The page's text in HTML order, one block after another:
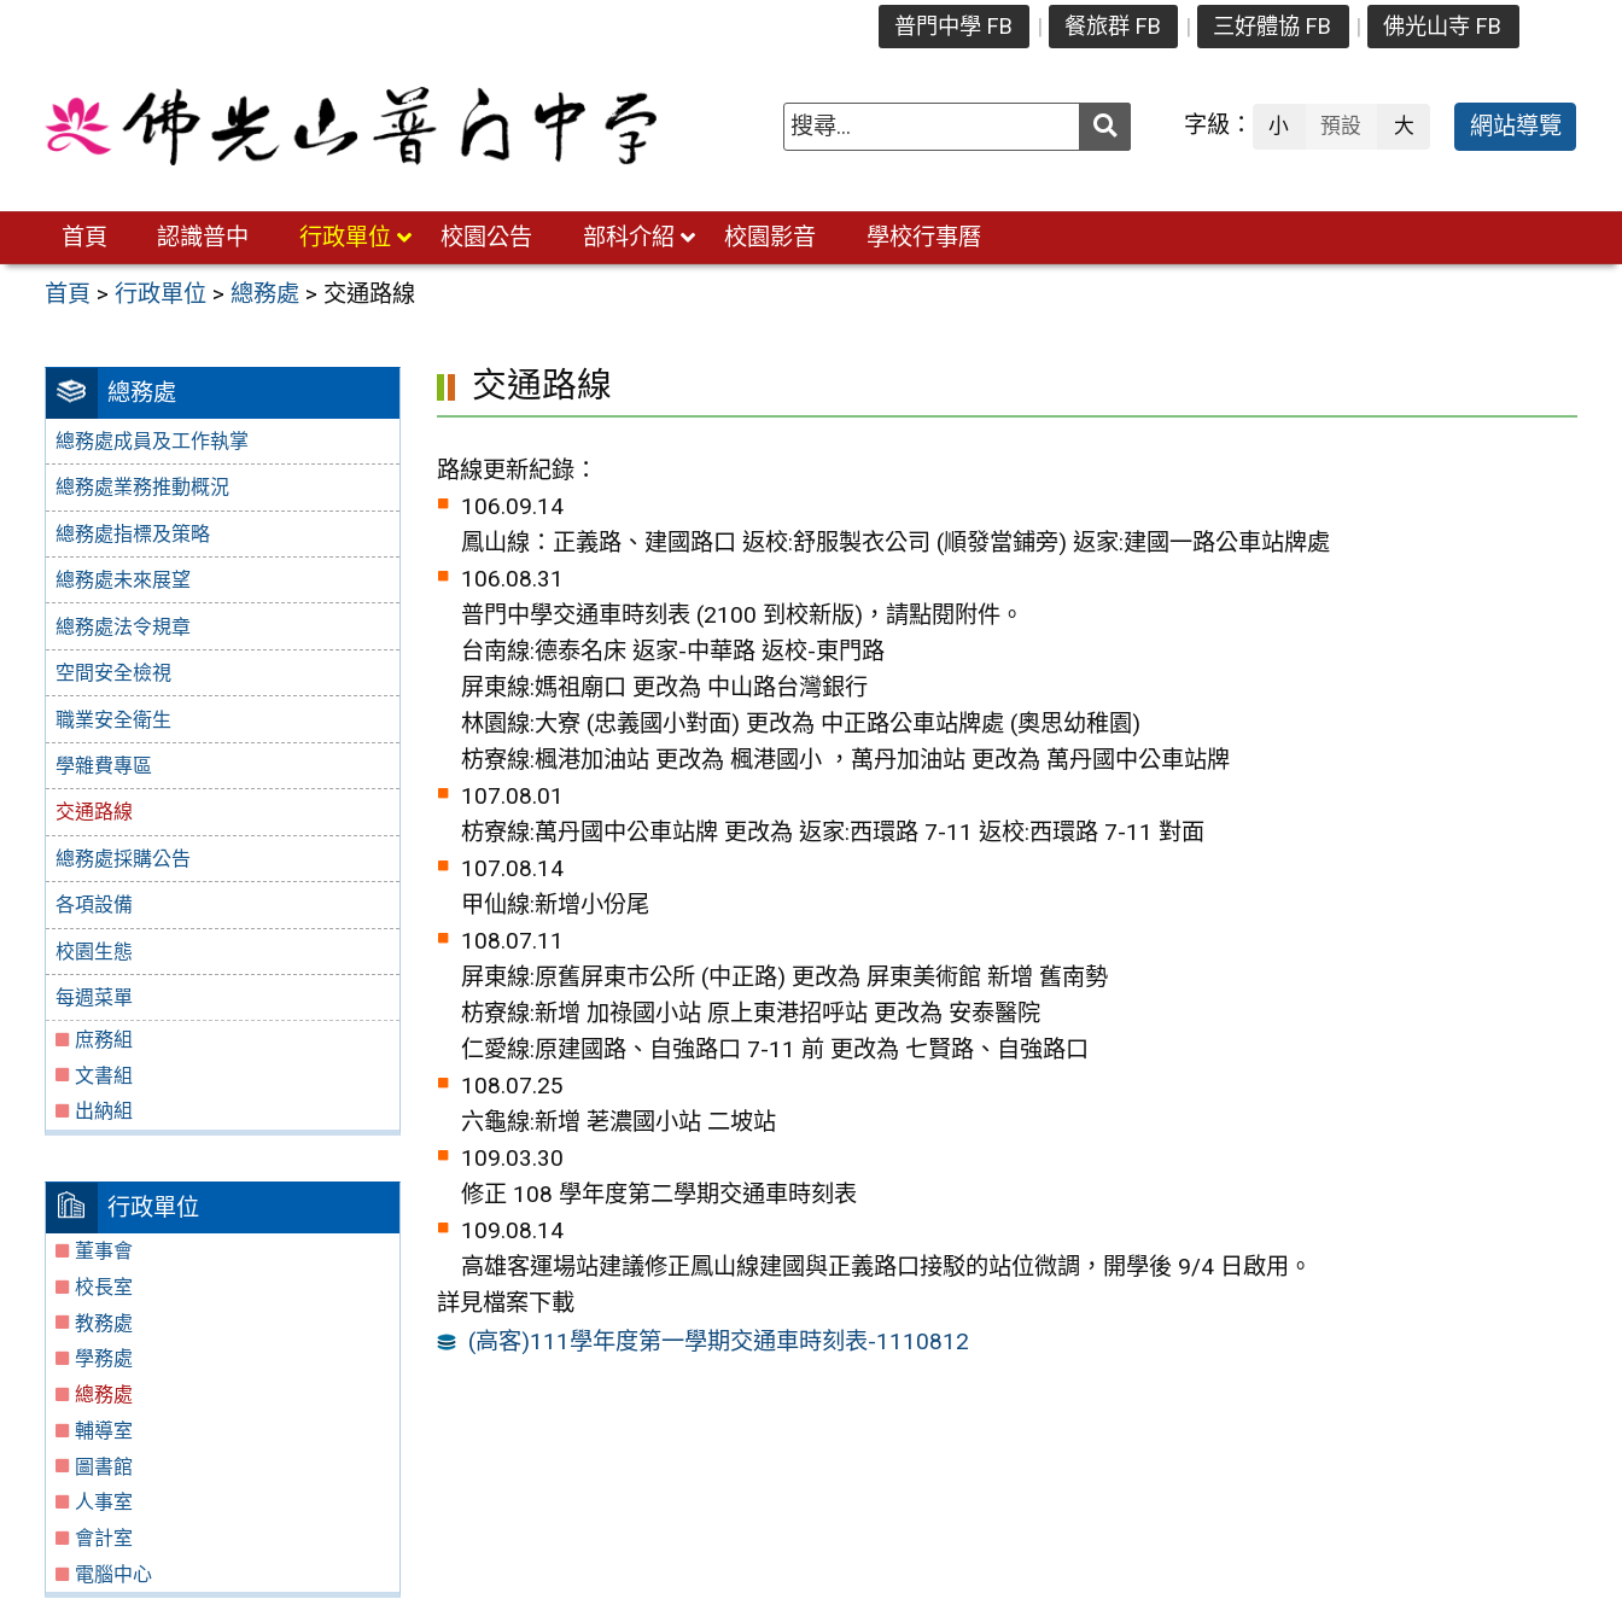
普門中學 FB 餐旅群 FB 三好體協 FB 佛光山寺 FB
送出 字級： 小 預設 大 網站導覽
首頁 認識普中 行政單位 校園公告 部科介紹 校園影音 學校行事曆
首頁 >行政單位 >總務處 > 交通路線
總務處
總務處成員及工作執掌
總務處業務推動概況
總務處指標及策略
總務處未來展望
總務處法令規章
空間安全檢視
職業安全衛生
學雜費專區
交通路線
總務處採購公告
各項設備
校園生態
每週菜單
庶務組
文書組
出納組
行政單位
董事會
校長室
教務處
學務處
總務處
輔導室
圖書館
人事室
會計室
電腦中心
交通路線
路線更新紀錄：
106.09.14
鳳山線：正義路、建國路口 返校:舒服製衣公司 (順發當鋪旁) 返家:建國一路公車站牌處
106.08.31
普門中學交通車時刻表 (2100 到校新版)，請點閱附件。
台南線:德泰名床 返家-中華路 返校-東門路
屏東線:媽祖廟口 更改為 中山路台灣銀行
林園線:大寮 (忠義國小對面) 更改為 中正路公車站牌處 (奧思幼稚園)
枋寮線:楓港加油站 更改為 楓港國小 ，萬丹加油站 更改為 萬丹國中公車站牌
107.08.01
枋寮線:萬丹國中公車站牌 更改為 返家:西環路 7-11 返校:西環路 7-11 對面
107.08.14
甲仙線:新增小份尾
108.07.11
屏東線:原舊屏東市公所 (中正路) 更改為 屏東美術館 新增 舊南勢
枋寮線:新增 加祿國小站 原上東港招呼站 更改為 安泰醫院
仁愛線:原建國路、自強路口 7-11 前 更改為 七賢路、自強路口
108.07.25
六龜線:新增 荖濃國小站 二坡站
109.03.30
修正 108 學年度第二學期交通車時刻表
109.08.14
高雄客運場站建議修正鳳山線建國與正義路口接駁的站位微調，開學後 9/4 日啟用。
詳見檔案下載
(高客)111學年度第一學期交通車時刻表-1110812